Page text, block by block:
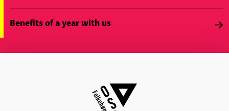
Benefits of a year with us